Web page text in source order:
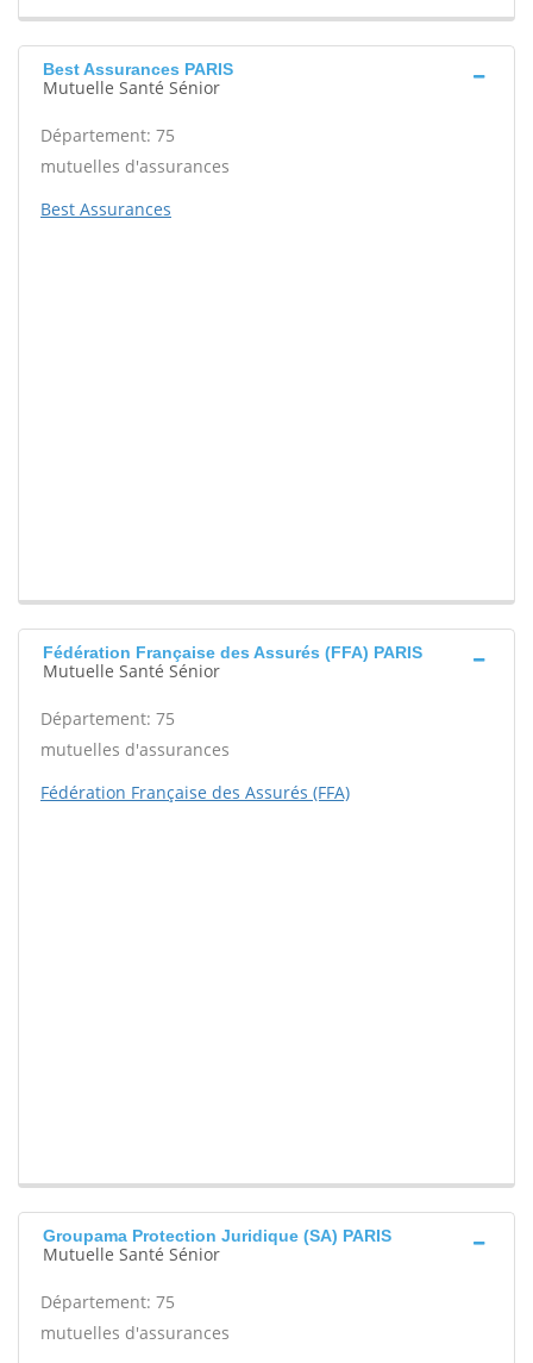
Best Assurances PARIS
Mutuelle Santé Sénior
Département: 75
mutuelles d'assurances
Best Assurances
Fédération Française des Assurés (FFA) PARIS
Mutuelle Santé Sénior
Département: 75
mutuelles d'assurances
Fédération Française des Assurés (FFA)
Groupama Protection Juridique (SA) PARIS
Mutuelle Santé Sénior
Département: 75
mutuelles d'assurances